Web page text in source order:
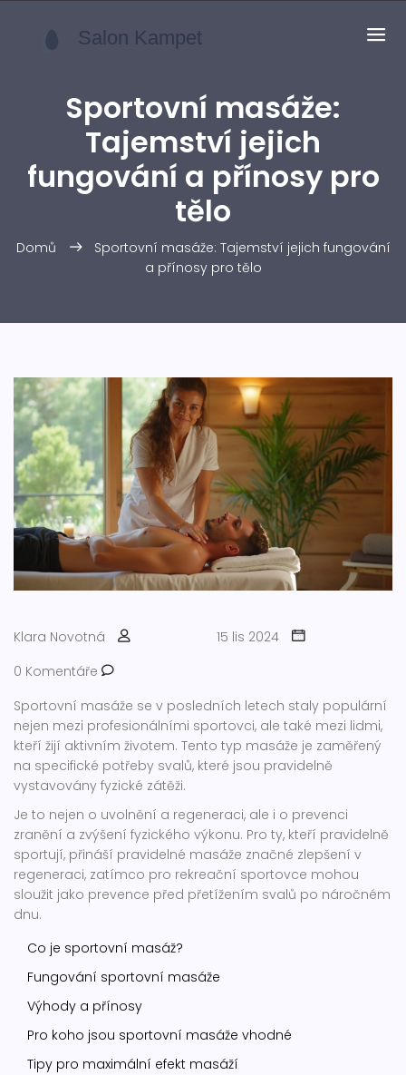
Sportovní masáže:
Tajemství jejich
fungování a přínosy pro
tělo
Domů
Sportovní masáže: Tajemství jejich fungování
a přínosy pro tělo
Klara Novotná
15 lis 2024
0 Komentáře
Sportovní masáže se v posledních letech staly populární
nejen mezi profesionálními sportovci, ale také mezi lidmi,
kteří žijí aktivním životem. Tento typ masáže je zaměřený
na specifické potřeby svalů, které jsou pravidelně
vystavovány fyzické zátěži.
Je to nejen o uvolnění a regeneraci, ale i o prevenci
zranění a zvýšení fyzického výkonu. Pro ty, kteří pravidelně
sportují, přináší pravidelné masáže značné zlepšení v
regeneraci, zatímco pro rekreační sportovce mohou
sloužit jako prevence před přetížením svalů po náročném
dnu.
Co je sportovní masáž?
Fungování sportovní masáže
Výhody a přínosy
Pro koho jsou sportovní masáže vhodné
Tipy pro maximální efekt masáží